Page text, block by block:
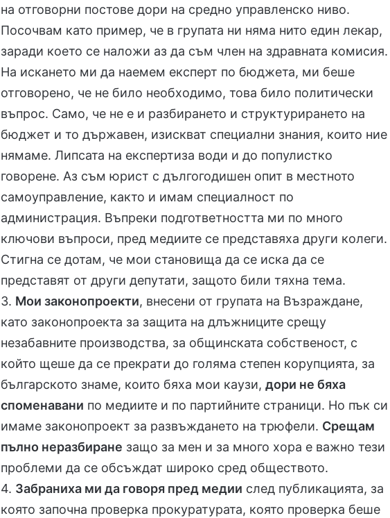
на отговорни постове дори на средно управленско ниво.
Посочвам като пример, че в групата ни няма нито един лекар,
заради което се наложи аз да съм член на здравната комисия.
На искането ми да наемем експерт по бюджета, ми беше
отговорено, че не било необходимо, това било политически
въпрос. Само, че не е и разбирането и структурирането на
бюджет и то държавен, изискват специални знания, които ние
нямаме. Липсата на експертиза води и до популистко
говорене. Аз съм юрист с дългогодишен опит в местното
самоуправление, както и имам специалност по
администрация. Въпреки подгответността ми по много
ключови въпроси, пред медиите се представяха други колеги.
Стигна се дотам, че мои становища да се иска да се
представят от други депутати, защото били тяхна тема.
3. Мои законопроекти, внесени от групата на Възраждане,
като законопроекта за защита на длъжниците срещу
незабавните производства, за общинската собственост, с
който щеше да се прекрати до голяма степен корупцията, за
българското знаме, които бяха мои каузи,дори не бяха
споменавани по медиите и по партийните страници. Но пък си
имаме законопроект за развъждането на трюфели. Срещам
пълно неразбиране защо за мен и за много хора е важно тези
проблеми да се обсъждат широко сред обществото.
4. Забраниха ми да говоря пред медии след публикацията, за
която започна проверка прокуратурата, която проверка беше